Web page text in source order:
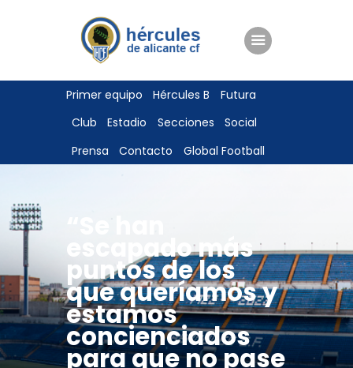
Primer equipo Hércules B
Futura
Club
Estadio Secciones
Social
Prensa
Contacto Global Football
“Se han
escapado más
puntos de los
que queríamos y
estamos
concienciados
para que no pase
ENTRADAS
TIENDA
HÉRCULESCF100